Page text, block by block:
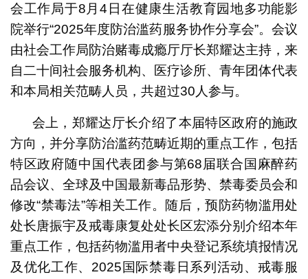
会工作局于8月4日在健康生活教育园地多功能影
院举行“2025年度防治滥药服务协作分享会”。会议
由社会工作局防治赌毒成瘾厅厅长郑耀达主持，来
自二十间社会服务机构、医疗诊所、青年团体代表
和本局相关范畴人员，共超过30人参与。
会上，郑耀达厅长介绍了本届特区政府的施政
方向，并分享防治滥药范畴近期的重点工作，包括
特区政府随中国代表团参与第68届联合国麻醉药
品会议、全球及中国最新毒品形势、禁毒委员会和
修改“禁毒法”等相关工作。随后，预防药物滥用处
处长唐振宇及戒毒康复处处长区宏添分别介绍本年
重点工作，包括药物滥用者中央登记系统填报情况
及优化工作、2025国际禁毒日系列活动、戒毒服